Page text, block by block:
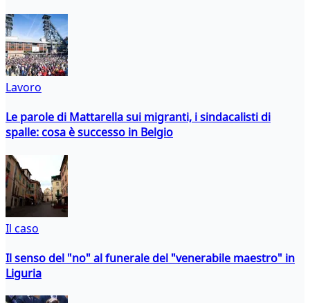
Lavoro
Le parole di Mattarella sui migranti, i sindacalisti di
spalle: cosa è successo in Belgio
Il caso
Il senso del "no" al funerale del "venerabile maestro" in
Liguria